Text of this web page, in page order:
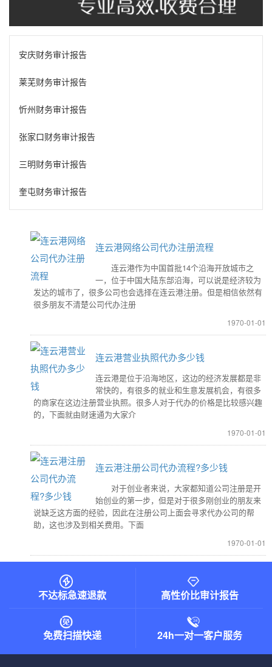
安庆财务审计报告
莱芜财务审计报告
忻州财务审计报告
张家口财务审计报告
三明财务审计报告
奎屯财务审计报告
连云港网络公司代办注册流程
连云港作为中国首批14个沿海开放城市之
一，位于中国大陆东部沿海，可以说是经济较为
发达的城市了，很多公司也会选择在连云港注册。但是相信依然有
很多朋友不清楚公司代办注册
1970-01-01
连云港营业执照代办多少钱
连云港是位于沿海地区，这边的经济发展都是非
常快的，有很多的就业和生意发展机会，有很多
的商家在这边注册营业执照。很多人对于代办的价格是比较感兴趣
的，下面就由财速通为大家介
1970-01-01
连云港注册公司代办流程?多少钱
对于创业者来说，大家都知道公司注册是开
始创业的第一步，但是对于很多刚创业的朋友来
说缺乏这方面的经验，因此在注册公司上面会寻求代办公司的帮
助，这也涉及到相关费用。下面
1970-01-01
不达标急速退款 高性价比审计报告
免费扫描快递 24h一对一客户服务